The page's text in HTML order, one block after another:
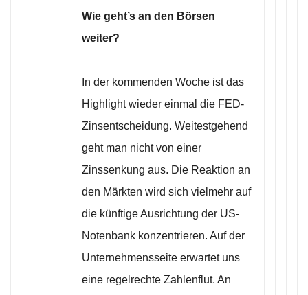
Wie geht’s an den Börsen
weiter?
In der kommenden Woche ist das
Highlight wieder einmal die FED-
Zinsentscheidung. Weitestgehend
geht man nicht von einer
Zinssenkung aus. Die Reaktion an
den Märkten wird sich vielmehr auf
die künftige Ausrichtung der US-
Notenbank konzentrieren. Auf der
Unternehmensseite erwartet uns
eine regelrechte Zahlenflut. An